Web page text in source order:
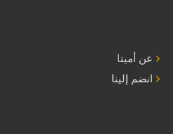
عن أمينا
انضم إلينا